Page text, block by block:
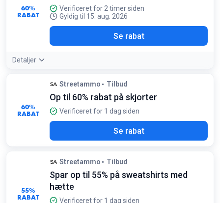
60%
RABAT
Verificeret for 2 timer siden
Gyldig til 15. aug. 2026
Se rabat
Detaljer
60%
RABAT
Streetammo Tilbud
Op til 60% rabat på skjorter
Verificeret for 1 dag siden
Se rabat
55%
RABAT
Streetammo Tilbud
Spar op til 55% på sweatshirts med
hætte
Verificeret for 1 dag siden